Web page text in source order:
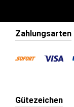
Zahlungsarten
Gütezeichen